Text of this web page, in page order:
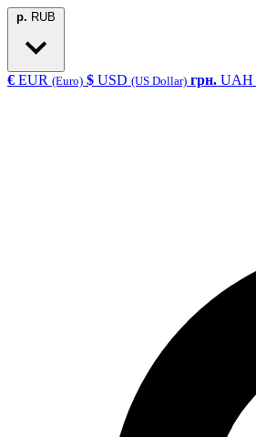
р. RUB
€ EUR (Euro) $ USD (US Dollar) грн. UAH